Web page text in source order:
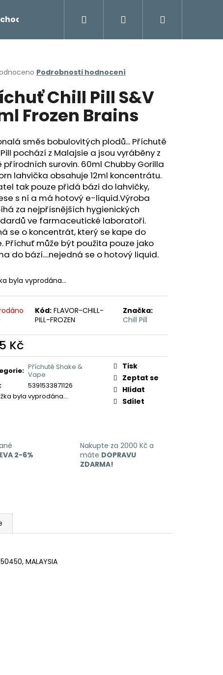
Napište námPřihlášení
Podrobnosti hodnocení
Chill Pill S&V
Frozen Brains
směs bobulovitých plodů... Příchutě
pochází z Malajsie a jsou vyráběny z
přírodních surovin. 60ml Chubby Gorilla
lahvička obsahuje 12ml koncentrátu.
tak pouze přidá bázi do lahvičky,
s ní a má hotový e-liquid.Výroba
za nejpřísnějších hygienických
ve farmaceutické laboratoři.
se o koncentrát, který se kape do
Příchuť může být použita pouze jako
do bází....nejedná se o hotový liquid.
byla vyprodána…
Kód: FLAVOR-CHILL-
PILL-FROZEN
Značka:
Chill Pill
Kč
: Příchutě Shake &
Vape
:
5391533871126
byla vyprodána…
Tisk
Zeptat se
Hlídat
Sdílet
2-6%
Nakupte za 2000 Kč a
máte DOPRAVU
ZDARMA!
MALAYSIA
Následující
BLEND 10ML-
MÍCHANÝ TABÁK)